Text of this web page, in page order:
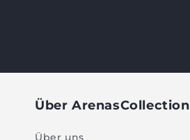
Über ArenasCollection
Über uns